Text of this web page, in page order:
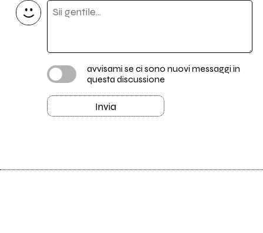
avvisami se ci sono nuovi messaggi in
questa discussione
Invia